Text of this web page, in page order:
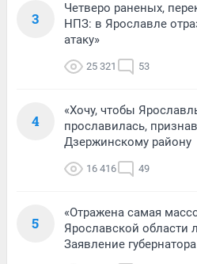
3
Четверо раненых,
НПЗ: в Ярославле
атаку»
25 321 53
4
«Хочу, чтобы
прославилась,
Дзержинскому району
16 416 49
5
«Отражена самая
Ярославской области
Заявление губернатора